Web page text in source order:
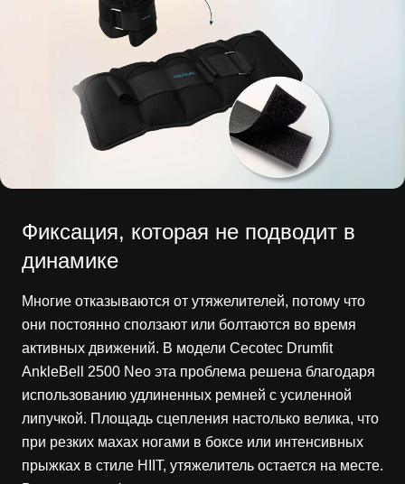
Фиксация, которая не подводит в
динамике
Многие отказываются от утяжелителей, потому что
они постоянно сползают или болтаются во время
активных движений. В модели Cecotec Drumfit
AnkleBell 2500 Neo эта проблема решена благодаря
использованию удлиненных ремней с усиленной
липучкой. Площадь сцепления настолько велика, что
при резких махах ногами в боксе или интенсивных
прыжках в стиле HIIT, утяжелитель остается на месте.